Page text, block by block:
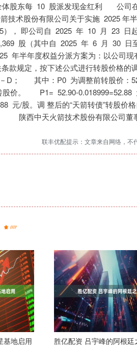
体股东每 10 股派发现金红利 公司
公司关于实施 2025 年半年
）， 即公司自 2025 年 10 月 23 日
股（其中自 2025 年 6 月 30 日
半年度权益分派方案为：以公司现
规定，按下述公式进行转股价格的
D； 其中：P0 为调整前转股价：
股价。 P1= 52.90-
元/股。调 整后的“天箭转债”转股价
箭技术股份有限公司董
联丰优配提示：文章来自网络，不
基地启用 胜亿配资 吕宇峰的阿根廷